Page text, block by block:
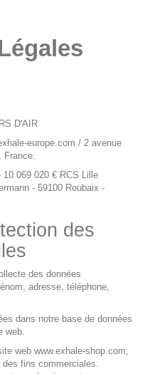
D'AIR
europe.com / 2 avenue
France.
069 020 € RCS Lille
- 59100 Roubaix -
des
des données
adresse, téléphone,
dans notre base de données
web.
web www.exhale-shop.com,
fins commerciales.